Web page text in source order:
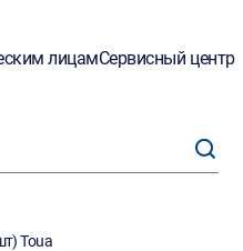
лицамСервисный центр
Toua